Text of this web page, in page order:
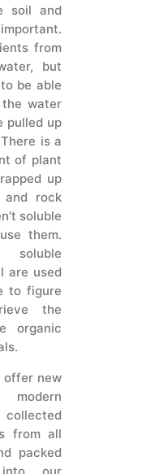
soil and
from
but
be able
water
pulled up
is a
of plant
up
rock
soluble
them.
are used
to figure
the
organic
offer new
collected
from all
packed